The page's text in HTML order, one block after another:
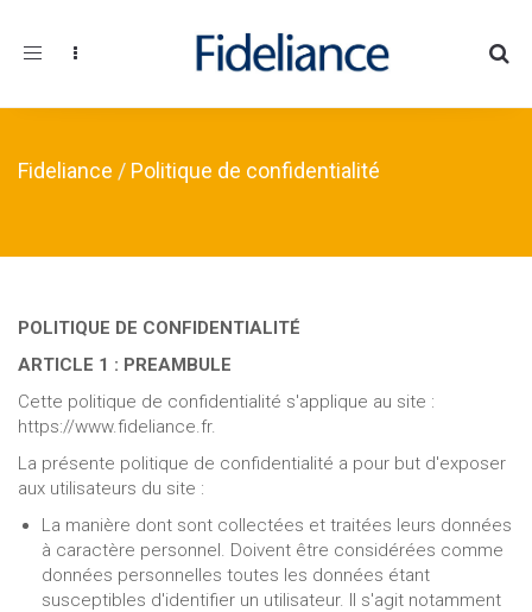
Toggle navigation
Fideliance / Politique de confidentialité
POLITIQUE DE CONFIDENTIALITÉ
ARTICLE 1 : PREAMBULE
Cette politique de confidentialité s'applique au site :
https://www.fideliance.fr.
La présente politique de confidentialité a pour but d'exposer
aux utilisateurs du site :
La manière dont sont collectées et traitées leurs données
à caractère personnel. Doivent être considérées comme
données personnelles toutes les données étant
susceptibles d'identifier un utilisateur. Il s'agit notamment